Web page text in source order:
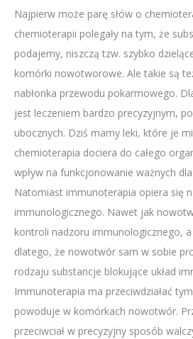
Najpierw może parę słów o
chemioterapii polegały na tym, że
podajemy, niszczą tzw. szybko
komórki nowotworowe. Ale takie są
nabłonka przewodu pokarmowego.
jest leczeniem bardzo precyzyjnym,
ubocznych. Dziś mamy leki, które je
chemioterapia dociera do całego
wpływ na funkcjonowanie ważnych
Natomiast immunoterapia opiera się
immunologicznego. Nawet jak
kontroli nadzoru immunologicznego,
dlatego, że nowotwór sam w sobie
rodzaju substancje blokujące układ
Immunoterapia ma przeciwdziałać
powoduje w komórkach nowotwór.
przeciwciał w precyzyjny sposób